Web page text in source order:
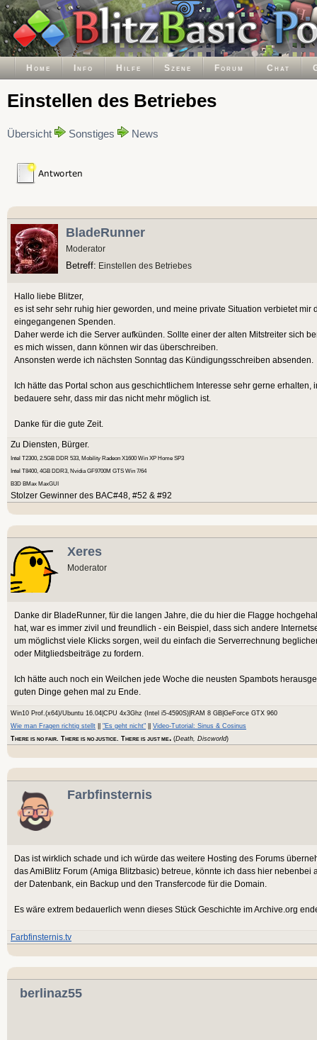
Home Info Hilfe Szene Forum Chat
Einstellen des Betriebes
Übersicht Sonstiges News
BladeRunner
Moderator
Betreff: Einstellen des Betriebes
Hallo liebe Blitzer,
es ist sehr sehr ruhig hier geworden, und meine private Situation verbietet mir
eingegangenen Spenden.
Daher werde ich die Server aufkünden. Sollte einer der alten Mitstreiter sich
es mich wissen, dann können wir das überschreiben.
Ansonsten werde ich nächsten Sonntag das Kündigungsschreiben absenden.
Ich hätte das Portal schon aus geschichtlichem Interesse sehr gerne
bedauere sehr, dass mir das nicht mehr möglich ist.
Danke für die gute Zeit.
Zu Diensten, Bürger.
Intel T2300, 2.5GB DDR 533, Mobility Radeon X1600 Win XP Home SP3
Intel T8400, 4GB DDR3, Nvidia GF9700M GTS Win 7/64
B3D BMax MaxGUI
Stolzer Gewinner des BAC#48, #52 & #92
Xeres
Moderator
Danke dir BladeRunner, für die langen Jahre, die du hier die Flagge
hat, war es immer zivil und freundlich - ein Beispiel, dass sich andere
um möglichst viele Klicks sorgen, weil du einfach die Serverrechnung
oder Mitgliedsbeiträge zu fordern.
Ich hätte auch noch ein Weilchen jede Woche die neusten Spambots
guten Dinge gehen mal zu Ende.
Win10 Prof.(x64)/Ubuntu 16.04|CPU 4x3Ghz (Intel i5-4590S)|RAM 8 GB|GeForce GTX 960
Wie man Fragen richtig stellt
"Es geht nicht"
Video-Tutorial: Sinus & Cosinus
THERE IS NO FAIR. THERE IS NO JUSTICE. THERE IS JUST ME. (Death, Discworld)
Farbfinsternis
Das ist wirklich schade und ich würde das weitere Hosting des Forums
das AmiBlitz Forum (Amiga Blitzbasic) betreue, könnte ich dass hier
der Datenbank, ein Backup und den Transfercode für die Domain.
Es wäre extrem bedauerlich wenn dieses Stück Geschichte im Archive.org
Farbfinsternis.tv
berlinaz55